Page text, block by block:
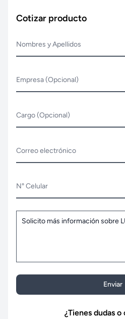
Cotizar producto
Nombres y Apellidos
Empresa (Opcional)
Cargo (Opcional)
Correo electrónico
N° Celular
Enviar
¿Tienes dudas o